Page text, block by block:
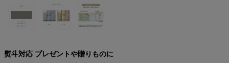
熨斗対応 プレゼントや贈りものに